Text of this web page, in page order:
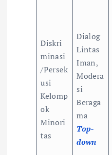
Diskri
minasi
/Persek
usi
Kelomp
ok
Minori
tas
Dialog
Lintas
Iman,
Modera
si
Beraga
ma
Top-
down